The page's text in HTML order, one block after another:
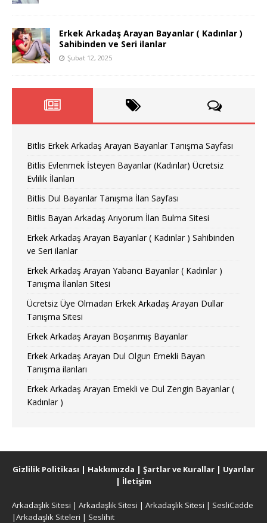
Erkek Arkadaş Arayan Bayanlar ( Kadınlar )
Sahibinden ve Seri ilanlar
Şubat 12, 2025
Bitlis Erkek Arkadaş Arayan Bayanlar Tanışma Sayfası
Bitlis Evlenmek İsteyen Bayanlar (Kadınlar) Ücretsiz
Evlilik İlanları
Bitlis Dul Bayanlar Tanışma İlan Sayfası
Bitlis Bayan Arkadaş Arıyorum İlan Bulma Sitesi
Erkek Arkadaş Arayan Bayanlar ( Kadınlar ) Sahibinden
ve Seri ilanlar
Erkek Arkadaş Arayan Yabancı Bayanlar ( Kadınlar )
Tanışma İlanları Sitesi
Ücretsiz Üye Olmadan Erkek Arkadaş Arayan Dullar
Tanışma Sitesi
Erkek Arkadaş Arayan Boşanmış Bayanlar
Erkek Arkadaş Arayan Dul Olgun Emekli Bayan
Tanışma ilanları
Erkek Arkadaş Arayan Emekli ve Dul Zengin Bayanlar (
Kadınlar )
Gizlilik Politikası | Hakkımızda | Şartlar ve Kurallar | Uyarılar
| İletişim
Arkadaşlık Sitesi | Arkadaşlık Sitesi | Arkadaşlık Sitesi | SesliCadde
|Arkadaşlık Siteleri | Seslihit